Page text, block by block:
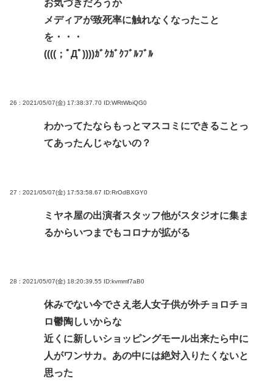
お気づきだろうか
メディアが致死率に触れなくなったこと
を・・・
((((；ﾟДﾟ))))ｶﾞｸｶﾞｸﾌﾞﾙﾌﾞﾙ
26 : 2021/05/07(金) 17:38:37.70 ID:WRtWbiQG0
わかってたならもっとマスコミにできることっ
てあったんじゃないの？
27 : 2021/05/07(金) 17:53:58.67 ID:RrOdBXGY0
ミヤネ屋の出演者スタッフ他がスタジオに集ま
るからいつまでもコロナが拡がる
28 : 2021/05/07(金) 18:20:39.55 ID:kvmmf7aB0
休みでない今でさえ老人女子供が外チョロチョ
ロ鬱陶しいからな
近くに新しいショッピングモール出来たら中に
人がワンサカ。あの中には絶対入りたくないと
思った